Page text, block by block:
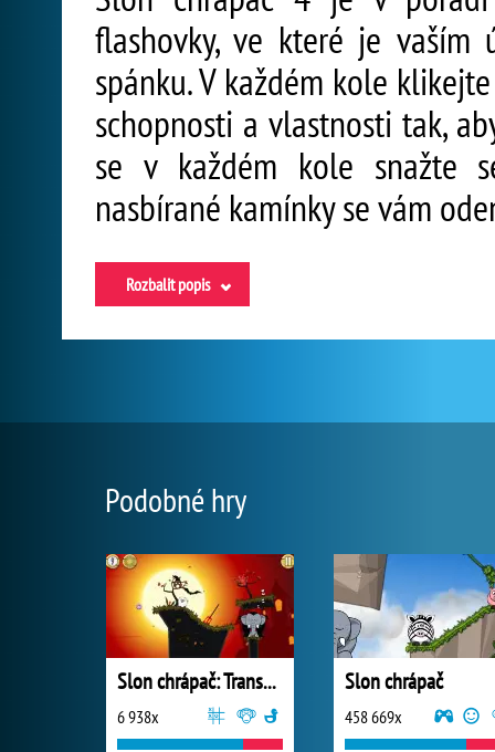
flashovky, ve které je
spánku. V každém kole
schopnosti a vlastnosti tak,
se v každém kole snažte
nasbírané kamínky se vám
Rozbalit popis
Podobné hry
Slon chrápač: Transylvánie
6 938x
Slon chrápač
458 669x